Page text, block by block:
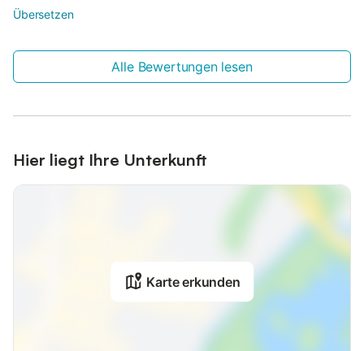
Übersetzen
Alle Bewertungen lesen
Hier liegt Ihre Unterkunft
Karte erkunden